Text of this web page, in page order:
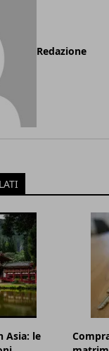
Redazione
Asia: le